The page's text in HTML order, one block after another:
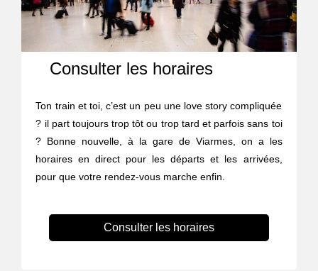
Consulter les horaires
Ton train et toi, c’est un peu une love story compliquée
? il part toujours trop tôt ou trop tard et parfois sans toi
? Bonne nouvelle, à la gare de Viarmes, on a les
horaires en direct pour les départs et les arrivées,
pour que votre rendez-vous marche enfin.
Consulter les horaires